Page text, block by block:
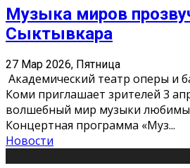
Музыка миров
Сыктывкара
27 Мар 2026, Пятница
Академический театр оперы и
Коми приглашает зрителей 3
волшебный мир музыки
Концертная программа «Муз...
Новости